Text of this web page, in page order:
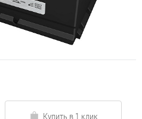
Купить в 1 клик